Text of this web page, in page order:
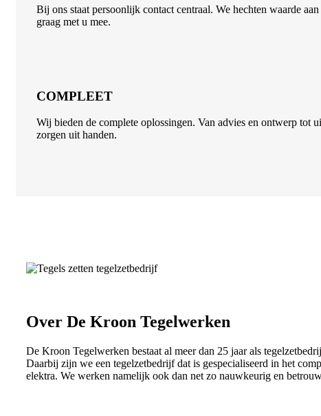
Bij ons staat persoonlijk contact centraal. We hechten waarde
graag met u mee.
COMPLEET
Wij bieden de complete oplossingen. Van advies en ontwerp tot
zorgen uit handen.
Over De Kroon Tegelwerken
De Kroon Tegelwerken bestaat al meer dan 25 jaar als
Daarbij zijn we een tegelzetbedrijf dat is gespecialiseerd in het
elektra. We werken namelijk ook dan net zo nauwkeurig en